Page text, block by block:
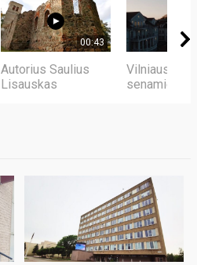
00:43
Autorius Saulius
Lisauskas
Vilniaus
senamiestis